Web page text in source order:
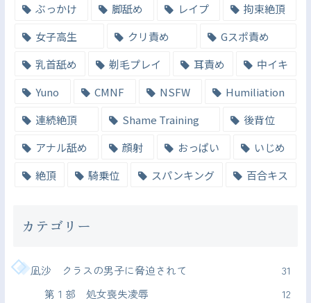
ぶっかけ
脚舐め レイプ
拘束絶頂
女子高生
クリ責め
Gスポ責め
乳首舐め
剃毛プレイ 耳責め
中イキ
Yuno
CMNF NSFW
Humiliation
連続絶頂
Shame Training
後背位
アナル舐め
顔射 おっぱい
いじめ
絶頂
騎乗位 スパンキング 百合キス
カテゴリー
凪沙 クラスの男子に脅迫されて
31
第１部 処女喪失凌辱
12